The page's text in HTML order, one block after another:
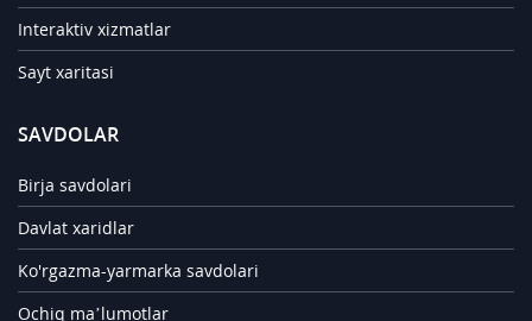
Interaktiv xizmatlar
Sayt xaritasi
SAVDOLAR
Birja savdolari
Davlat xaridlar
Ko'rgazma-yarmarka savdolari
Ochiq ma’lumotlar